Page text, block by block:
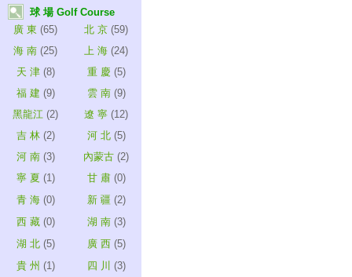
球 場 Golf Course
廣 東 (65) 北 京 (59)
海 南 (25) 上 海 (24)
天 津(8) 重 慶 (5)
福 建 (9) 雲 南(9)
黑龍江 (2) 遼 寧 (12)
吉 林(2) 河 北(5)
河 南(3) 內蒙古 (2)
寧 夏 (1) 甘 肅(0)
青 海(0) 新 疆 (2)
西 藏(0) 湖 南(3)
湖 北(5) 廣 西(5)
貴 州 (1) 四 川 (3)